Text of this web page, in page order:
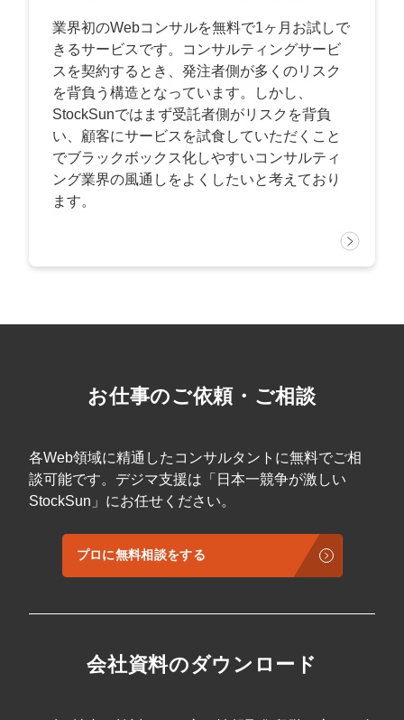
業界初のWebコンサルを無料で1ヶ月お試しで
きるサービスです。コンサルティングサービ
スを契約するとき、発注者側が多くのリスク
を背負う構造となっています。しかし、
StockSunではまず受託者側がリスクを背負
い、顧客にサービスを試食していただくこと
でブラックボックス化しやすいコンサルティ
ング業界の風通しをよくしたいと考えており
ます。
お仕事のご依頼・ご相談
各Web領域に精通したコンサルタントに無料でご相
談可能です。デジマ支援は「日本一競争が激しい
StockSun」にお任せください。
プロに無料相談をする
会社資料のダウンロード